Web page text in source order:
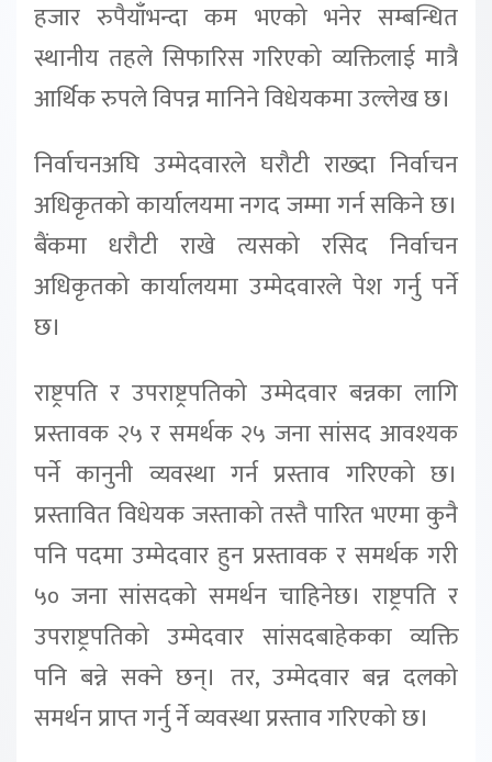
हजार रुपैयाँभन्दा कम भएको भनेर सम्बन्धित
स्थानीय तहले सिफारिस गरिएको व्यक्तिलाई मात्रै
आर्थिक रुपले विपन्न मानिने विधेयकमा उल्लेख छ।
निर्वाचनअघि उम्मेदवारले घरौटी राख्दा निर्वाचन
अधिकृतको कार्यालयमा नगद जम्मा गर्न सकिने छ।
बैंकमा धरौटी राखे त्यसको रसिद निर्वाचन
अधिकृतको कार्यालयमा उम्मेदवारले पेश गर्नु पर्ने
छ।
राष्ट्रपति र उपराष्ट्रपतिको उम्मेदवार बन्नका लागि
प्रस्तावक २५ र समर्थक २५ जना सांसद आवश्यक
पर्ने कानुनी व्यवस्था गर्न प्रस्ताव गरिएको छ।
प्रस्तावित विधेयक जस्ताको तस्तै पारित भएमा कुनै
पनि पदमा उम्मेदवार हुन प्रस्तावक र समर्थक गरी
५० जना सांसदको समर्थन चाहिनेछ। राष्ट्रपति र
उपराष्ट्रपतिको उम्मेदवार सांसदबाहेकका व्यक्ति
पनि बन्ने सक्ने छन्। तर, उम्मेदवार बन्न दलको
समर्थन प्राप्त गर्नु र्ने व्यवस्था प्रस्ताव गरिएको छ।